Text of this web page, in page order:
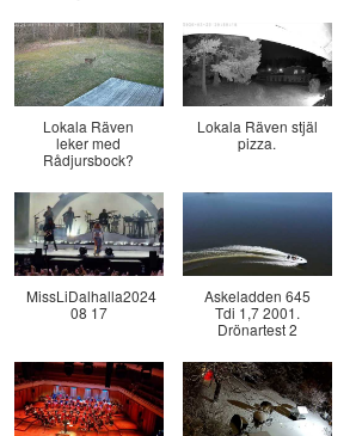
Lokala Räven
leker med
Rådjursbock?
Lokala Räven stjäl
pizza.
MissLiDalhalla2024
08 17
Askeladden 645
Tdi 1,7 2001.
Drönartest 2